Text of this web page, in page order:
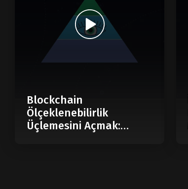
Blockchain
Ölçeklenebilirlik
Üçlemesini Açmak: